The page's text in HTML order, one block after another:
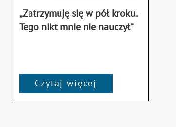
„Zatrzymuję się w pół kroku.
Tego nikt mnie nie nauczył”
Czytaj więcej